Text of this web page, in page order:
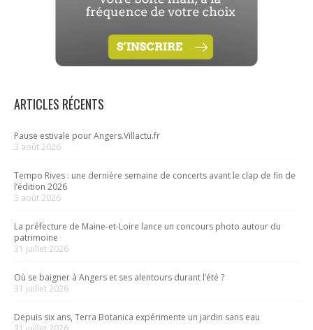
ARTICLES RÉCENTS
Pause estivale pour Angers.Villactu.fr
3 août 2026
Tempo Rives : une dernière semaine de concerts avant le clap de fin de
l’édition 2026
3 août 2026
La préfecture de Maine-et-Loire lance un concours photo autour du
patrimoine
31 juillet 2026
Où se baigner à Angers et ses alentours durant l’été ?
31 juillet 2026
Depuis six ans, Terra Botanica expérimente un jardin sans eau